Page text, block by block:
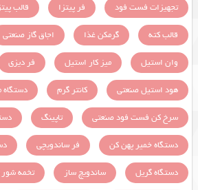
تجهیزات فست فود
فر پیتزا قالب
قالب کته
گرمکن غذا اجاق گاز صنعتی
وان استیل
میز کار استیل فر دیزی
هود استیل صنعتی
کانتر گرم
دستگاه
سرخ کن فست فود صنعتی
تاپینگ
دستگاه خمیر پهن کن
فر ساندویچی
دستگاه گریل
ساندویچ ساز تخمه